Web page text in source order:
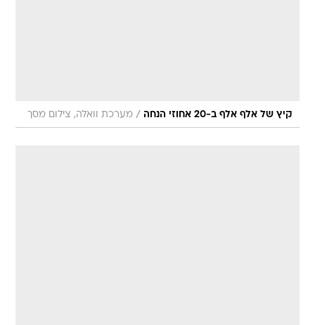
קיץ של אלף אלף ב-20 אחוזי הנחה / מערכת וואלה, צילום מסך